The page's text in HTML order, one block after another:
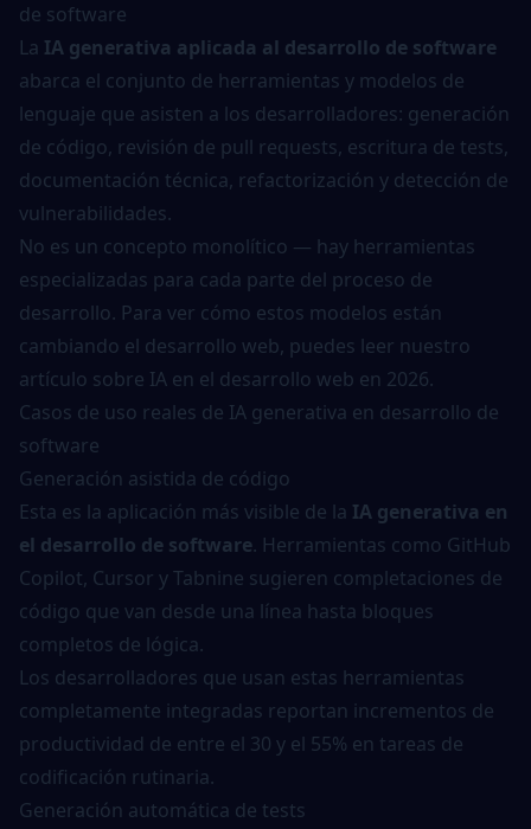
de software
La IA generativa aplicada al desarrollo de software
abarca el conjunto de herramientas y modelos de
lenguaje que asisten a los desarrolladores: generación
de código, revisión de pull requests, escritura de tests,
documentación técnica, refactorización y detección de
vulnerabilidades.
No es un concepto monolítico — hay herramientas
especializadas para cada parte del proceso de
desarrollo. Para ver cómo estos modelos están
cambiando el desarrollo web, puedes leer nuestro
artículo sobre IA en el desarrollo web en 2026.
Casos de uso reales de IA generativa en desarrollo de
software
Generación asistida de código
Esta es la aplicación más visible de la IA generativa en
el desarrollo de software. Herramientas como GitHub
Copilot, Cursor y Tabnine sugieren completaciones de
código que van desde una línea hasta bloques
completos de lógica.
Los desarrolladores que usan estas herramientas
completamente integradas reportan incrementos de
productividad de entre el 30 y el 55% en tareas de
codificación rutinaria.
Generación automática de tests